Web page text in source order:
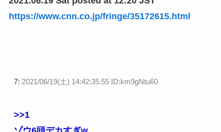
https://www.cnn.co.jp/fringe/35172615.html
7: 2021/06/19(土) 14:42:35.55 ID:km9gNtu60
>>1